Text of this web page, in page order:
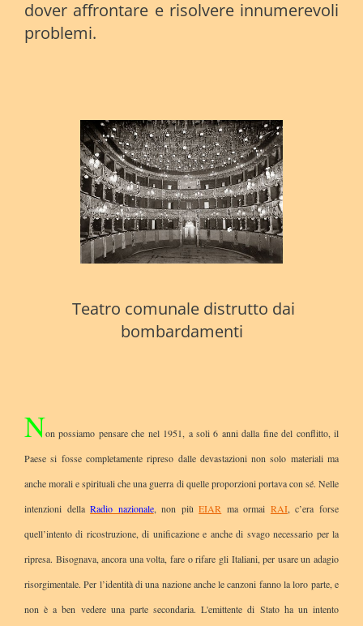
dover affrontare e risolvere innumerevoli
problemi.
Teatro comunale distrutto dai
bombardamenti
Non possiamo pensare che nel 1951, a soli 6 anni dalla fine del conflitto, il
Paese si fosse completamente ripreso dalle devastazioni non solo materiali ma
anche morali e spirituali che una guerra di quelle proporzioni portava con sé. Nelle
intenzioni dellaRadio nazionale, non piùEIAR ma ormai RAI, c’era forse
quell’intento di ricostruzione, di unificazione e anche di svago necessario per la
ripresa. Bisognava, ancora una volta, fare o rifare gli Italiani, per usare un adagio
risorgimentale. Per l’identità di una nazione anche le canzoni fanno la loro parte, e
non è a ben vedere una parte secondaria. L'emittente di Stato ha un intento